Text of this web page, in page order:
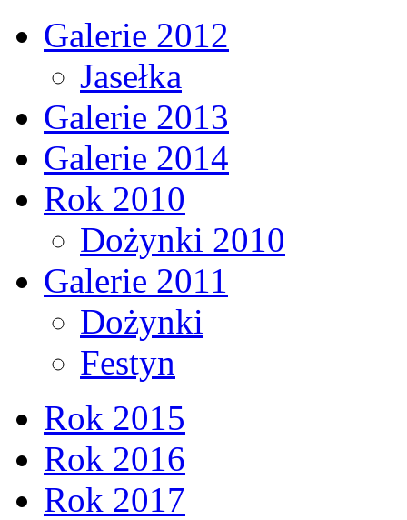
Galerie 2012
Jasełka
Galerie 2013
Galerie 2014
Rok 2010
Dożynki 2010
Galerie 2011
Dożynki
Festyn
Rok 2015
Rok 2016
Rok 2017